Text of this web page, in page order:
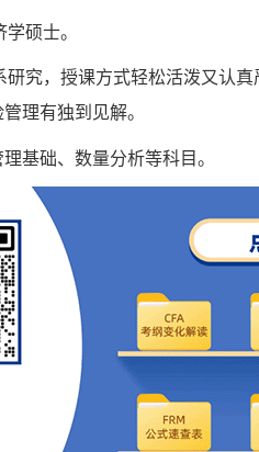
硕士。
研究，授课方式轻松活泼又认
理有独到见解。
基础、数量分析等科目。